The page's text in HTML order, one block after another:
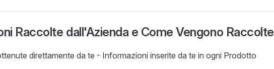
Raccolte dall'Azienda e Come Vengono Raccolte
direttamente da te - Informazioni inserite da te in ogni Prodotto